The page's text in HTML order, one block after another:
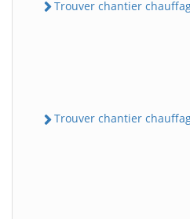
Trouver chantier
Trouver chantier